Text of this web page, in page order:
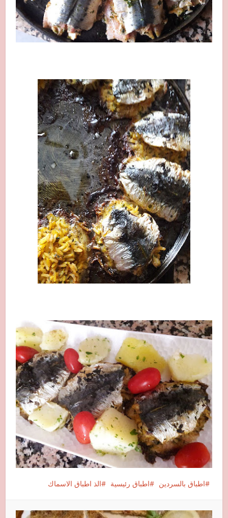
اطباق بالسردين اطباق رئيسية الذ اطباق الاسماك